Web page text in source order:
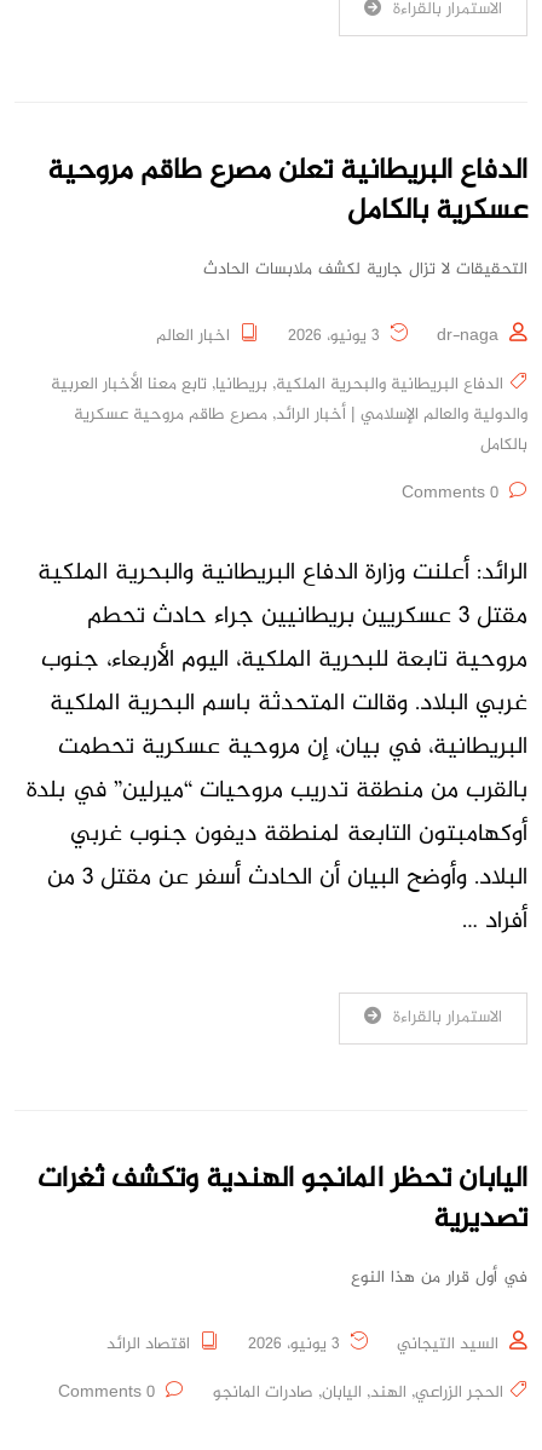
الاستمرار بالقراءة
الدفاع البريطانية تعلن مصرع طاقم مروحية
عسكرية بالكامل
التحقيقات لا تزال جارية لكشف ملابسات الحادث
dr-naga
اخبار العالم
الدفاع البريطانية والبحرية الملكية, بريطانيا, تابع معنا الأخبار العربية
والدولية والعالم الإسلامي | أخبار الرائد, مصرع طاقم مروحية عسكرية
بالكامل
الرائد: أعلنت وزارة الدفاع البريطانية والبحرية الملكية
مقتل 3 عسكريين بريطانيين جراء حادث تحطم
مروحية تابعة للبحرية الملكية، اليوم الأربعاء، جنوب
غربي البلاد. وقالت المتحدثة باسم البحرية الملكية
البريطانية، في بيان، إن مروحية عسكرية تحطمت
بالقرب من منطقة تدريب مروحيات “ميرلين” في بلدة
أوكهامبتون التابعة لمنطقة ديفون جنوب غربي
البلاد. وأوضح البيان أن الحادث أسفر عن مقتل 3 من
أفراد …
الاستمرار بالقراءة
اليابان تحظر المانجو الهندية وتكشف ثغرات
تصديرية
في أول قرار من هذا النوع
السيد التيجاني
اقتصاد الرائد
الحجر الزراعي, الهند, اليابان, صادرات المانجو